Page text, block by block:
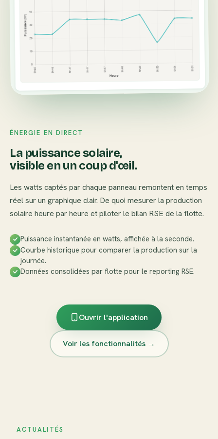
ÉNERGIE EN DIRECT
La puissance solaire,
visible en un coup d'œil.
Les watts captés par chaque panneau remontent en temps
réel sur un graphique clair. De quoi mesurer la production
solaire heure par heure et piloter le bilan RSE de la flotte.
Puissance instantanée en watts, affichée à la seconde.
Courbe historique pour comparer la production sur la
journée.
Données consolidées par flotte pour le reporting RSE.
Ouvrir l'application
Voir les fonctionnalités →
ACTUALITÉS